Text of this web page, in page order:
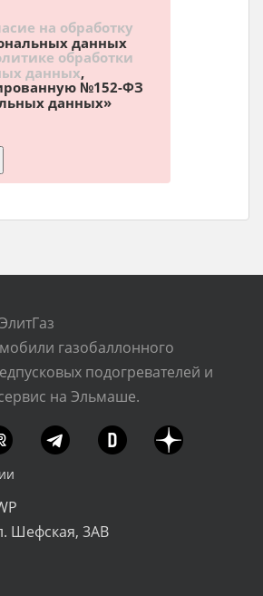
на обработку
данных
обработки
данных,
№152-ФЗ
данных»
газобаллонного
подогревателей и
на Эльмаше.
Шефская, 3АВ